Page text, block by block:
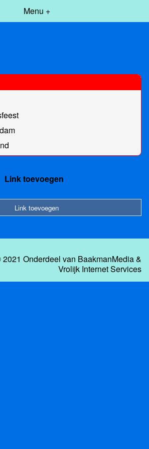
Menu +
Link toevoegen
Link toevoegen
Onderdeel van BaakmanMedia&
Vrolijk Internet Services